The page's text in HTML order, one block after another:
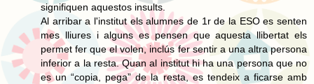
signifiquen aquestos insults.
Al arribar a l'institut els alumnes de 1r de la ESO es senten
mes lliures i alguns es pensen que aquesta llibertat els
permet fer que el volen, inclús fer sentir a una altra persona
inferior a la resta. Quan al institut hi ha una persona que no
es un “copia, pega” de la resta, es tendeix a ficarse amb